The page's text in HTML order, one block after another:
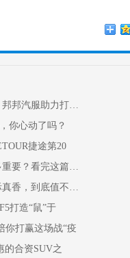
15万人在线关注！邦邦汽服助力打响后
你心动了吗？
捷途第20
发动机热效率有多重要？看完这篇让你秒
都说长安福特锐际真香，到底值不值得买
打造“鼠”于
你打赢这场战“疫
的合资SUV之